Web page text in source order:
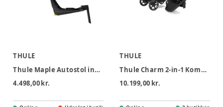
THULE
Thule Maple Autostol inkl. Alfi base - Black
4.498,00 kr.
THULE
Thule Charm 2-in-1 Kombivogn - Black
10.199,00 kr.